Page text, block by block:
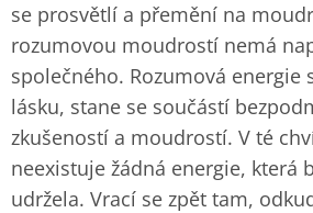
se prosvětlí a přemění na
rozumovou moudrostí nemá
společného. Rozumová energie
lásku, stane se součástí
zkušeností a moudrostí. V té
neexistuje žádná energie, která
udržela. Vrací se zpět tam,